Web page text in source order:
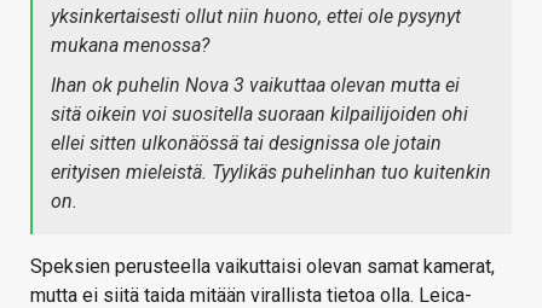
yksinkertaisesti ollut niin huono, ettei ole pysynyt
mukana menossa?
Ihan ok puhelin Nova 3 vaikuttaa olevan mutta ei
sitä oikein voi suositella suoraan kilpailijoiden ohi
ellei sitten ulkonäössä tai designissa ole jotain
erityisen mieleistä. Tyylikäs puhelinhan tuo kuitenkin
on.
Speksien perusteella vaikuttaisi olevan samat kamerat,
mutta ei siitä taida mitään virallista tietoa olla. Leica-